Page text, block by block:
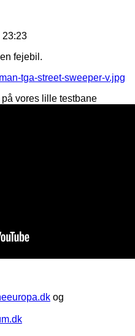
23:23
fejebil.
vores lille testbane
og